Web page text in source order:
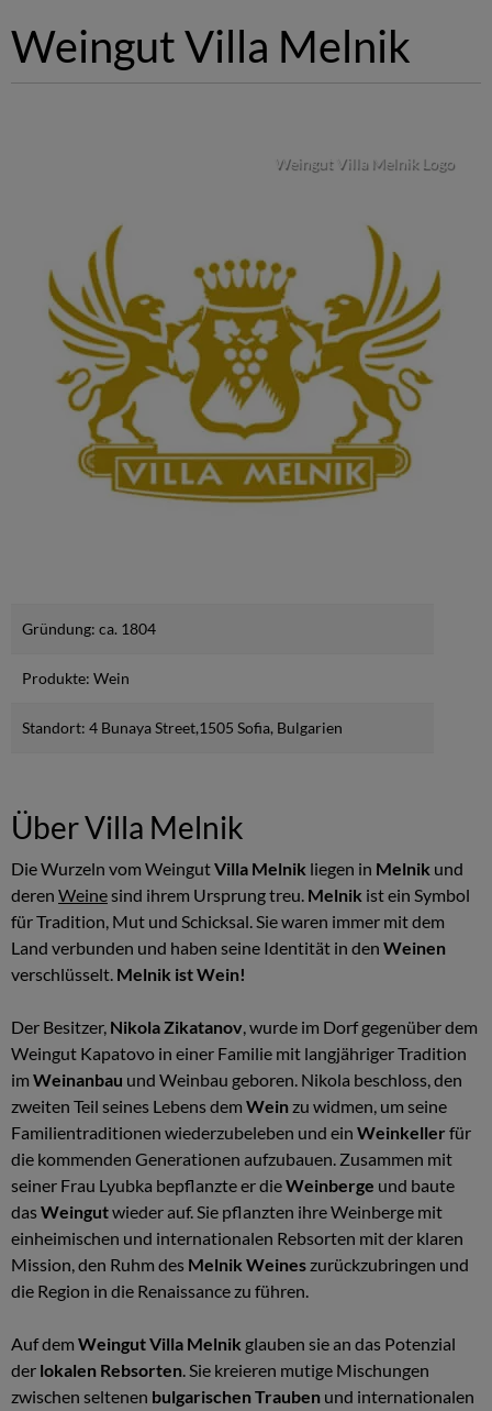
Weingut Villa Melnik
Gründung: ca. 1804
Produkte: Wein
Standort: 4 Bunaya Street,1505 Sofia, Bulgarien
Über Villa Melnik
Die Wurzeln vom WeingutVilla Melnik liegen in Melnik und
deren Weinesind ihrem Ursprung treu. Melnik ist ein Symbol
für Tradition, Mut und Schicksal. Sie waren immer mit dem
Land verbunden und haben seine Identität in den Weinen
verschlüsselt. Melnik ist Wein!
Der Besitzer, Nikola Zikatanov, wurde im Dorf gegenüber dem
Weingut Kapatovo in einer Familie mit langjähriger Tradition
im Weinanbau und Weinbau geboren. Nikola beschloss, den
zweiten Teil seines Lebens dem Weinzu widmen, um seine
Familientraditionen wiederzubeleben und ein Weinkeller für
die kommenden Generationen aufzubauen. Zusammen mit
seiner Frau Lyubka bepflanzte er dieWeinberge und baute
dasWeingutwieder auf. Sie pflanzten ihre Weinberge mit
einheimischen und internationalen Rebsorten mit der klaren
Mission, den Ruhm des Melnik Weineszurückzubringen und
die Region in die Renaissance zu führen.
Auf dem Weingut Villa Melnik glauben sie an das Potenzial
der lokalen Rebsorten. Sie kreieren mutige Mischungen
zwischen seltenen bulgarischen Trauben und internationalen